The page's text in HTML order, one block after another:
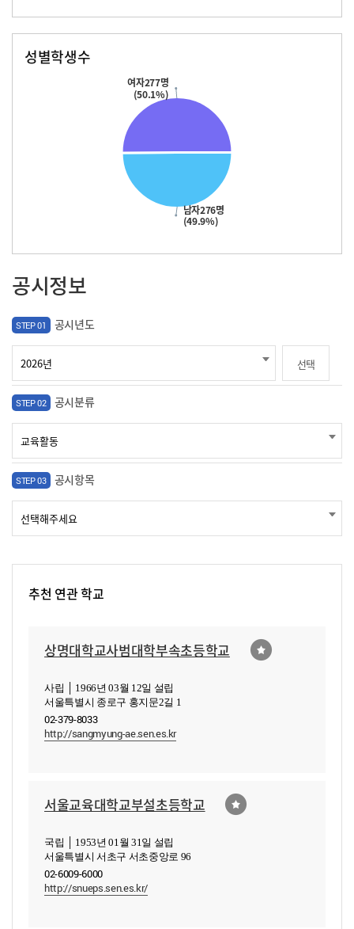
성별학생수
남자276명
(49.9%)
여자277명
(50.1%)
공시정보
STEP 01 공시년도
선택
STEP 02 공시분류
STEP 03 공시항목
추천 연관 학교
상명대학교사범대학부속초등학교
사립 │ 1966년 03월 12일 설립
서울특별시 종로구 홍지문2길 1
02-379-8033
http://sangmyung-ae.sen.es.kr
서울교육대학교부설초등학교
국립 │ 1953년 01월 31일 설립
서울특별시 서초구 서초중앙로 96
02-6009-6000
http://snueps.sen.es.kr/